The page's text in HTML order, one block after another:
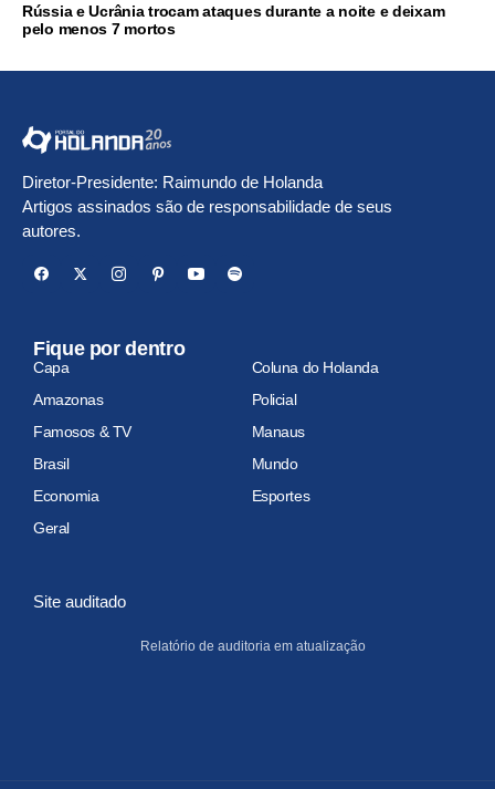
Rússia e Ucrânia trocam ataques durante a noite e deixam
pelo menos 7 mortos
Diretor-Presidente: Raimundo de Holanda
Artigos assinados são de responsabilidade de seus
autores.
Fique por dentro
Capa
Coluna do Holanda
Amazonas
Policial
Famosos & TV
Manaus
Brasil
Mundo
Economia
Esportes
Geral
Site auditado
Relatório de auditoria em atualização